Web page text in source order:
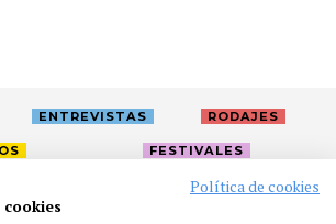
ENTREVISTAS RODAJES
FESTIVALES
Política de cookies